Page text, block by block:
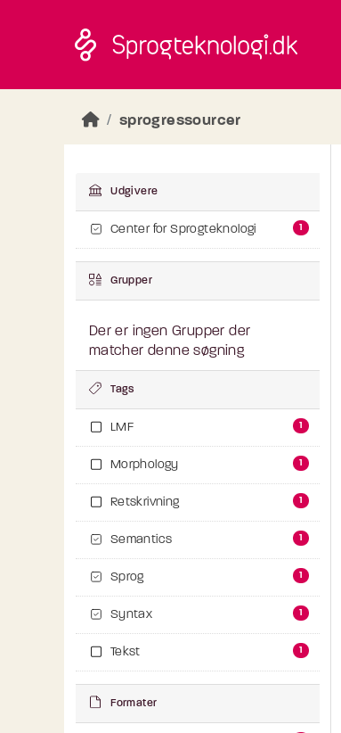
sprogressourcer
Udgivere
Center for Sprogteknologi 1
Grupper
Der er ingen Grupper der
matcher denne søgning
Tags
LMF 1
Morphology 1
Retskrivning 1
Semantics 1
Sprog 1
Syntax 1
Tekst 1
Formater